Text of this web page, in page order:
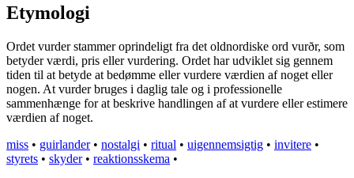
Etymologi
Ordet vurder stammer oprindeligt fra det oldnordiske ord vurðr, som
betyder værdi, pris eller vurdering. Ordet har udviklet sig gennem
tiden til at betyde at bedømme eller vurdere værdien af noget eller
nogen. At vurder bruges i daglig tale og i professionelle
sammenhænge for at beskrive handlingen af at vurdere eller estimere
værdien af noget.
miss • guirlander• nostalgi • ritual • uigennemsigtig • invitere •
styrets • skyder• reaktionsskema •